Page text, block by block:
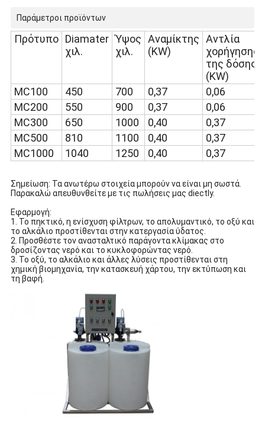
Παράμετροι προϊόντων
Πρότυπο Diamater
χιλ.
Ύψος
χιλ.
Αναμίκτης
(KW)
Αντλία
χορήγησης
της δόσης
(KW)
MC100
450 700 0,37
0,06
MC200
550 900 0,37
0,06
MC300
650 1000 0,40
0,37
MC500
810 1100 0,40
0,37
MC1000
1040 1250 0,40 0,37
Σημείωση: Τα ανωτέρω στοιχεία μπορούν να είναι μη σωστά.
Παρακαλώ απευθυνθείτε με τις πωλήσεις μας diectly.
Εφαρμογή:
1. Το πηκτικό, η ενίσχυση φίλτρων, το απολυμαντικό, το οξύ και
το αλκάλιο προστίθενται στην κατεργασία ύδατος.
2. Προσθέστε τον ανασταλτικό παράγοντα κλίμακας στο
δροσίζοντας νερό και το κυκλοφορώντας νερό.
3. Το οξύ, το αλκάλιο και άλλες λύσεις προστίθενται στη
χημική βιομηχανία, την κατασκευή χάρτου, την εκτύπωση και
τη βαφή.